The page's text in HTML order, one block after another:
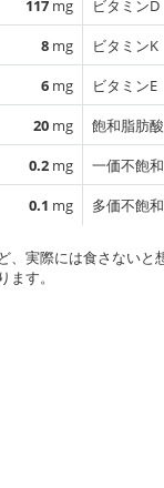
117 mg
8 mg
6 mg
20 mg
0.2 mg
0.1 mg
ビタミンD
ビタミンK
ビタミンE
飽和脂肪酸
一価不飽
多価不飽
、実際には食さないと
す。